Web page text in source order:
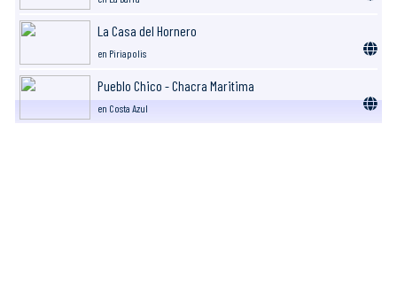
La Casa del Hornero
en Piriapolis
Pueblo Chico - Chacra Maritima
en Costa Azul